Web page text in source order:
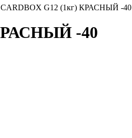
G12 (1кг) КРАСНЫЙ -40
-40